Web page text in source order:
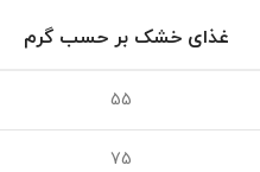
غذای خشک بر حسب گرم
55
75